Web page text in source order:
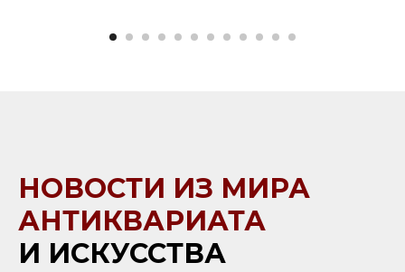
НОВОСТИ ИЗ МИРА
АНТИКВАРИАТА
И ИСКУССТВА